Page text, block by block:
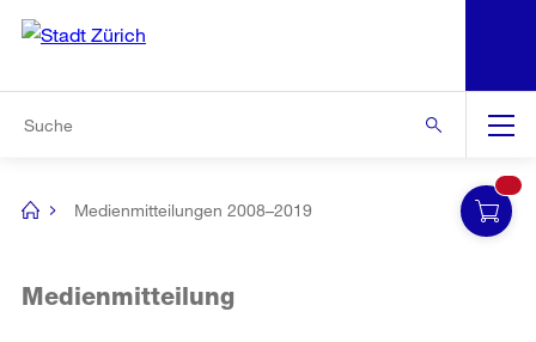
Navigation
[no
Medienmitteilungen 2008–2019
Medienmitteilung